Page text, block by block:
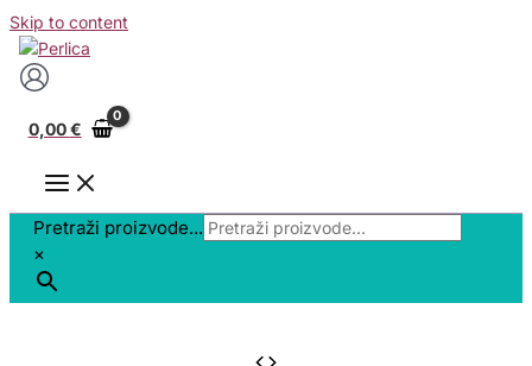
Skip to content
0,00€
Pretraži proizvode...
×